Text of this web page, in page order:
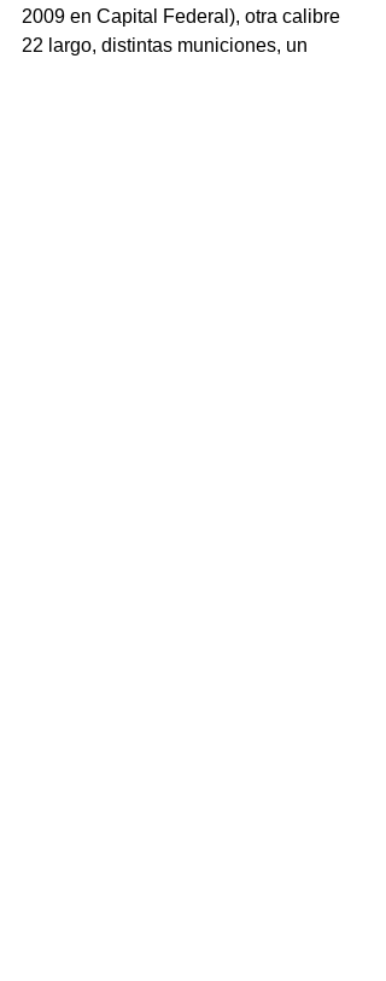
2009 en Capital Federal), otra calibre
22 largo, distintas municiones, un